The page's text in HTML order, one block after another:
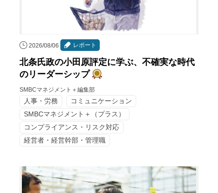
2026/08/06 レポート
北条氏政の小田原評定に学ぶ、不確実な時代
のリーダーシップ
SMBCマネジメント＋編集部
人事・労務
コミュニケーション
SMBCマネジメント＋（プラス）
コンプライアンス・リスク対応
経営者・経営幹部・管理職